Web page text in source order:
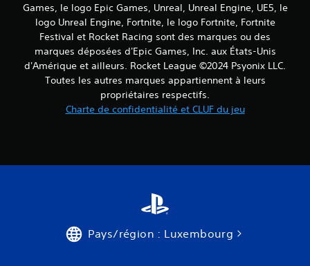
Games, le logo Epic Games, Unreal, Unreal Engine, UE5, le
logo Unreal Engine, Fortnite, le logo Fortnite, Fortnite
Festival et Rocket Racing sont des marques ou des
marques déposées d'Epic Games, Inc. aux États-Unis
d'Amérique et ailleurs. Rocket League ©2024 Psyonix LLC.
Toutes les autres marques appartiennent à leurs
propriétaires respectifs.
Charte de confidentialité et CLUF du jeu
Pays/région : Luxembourg